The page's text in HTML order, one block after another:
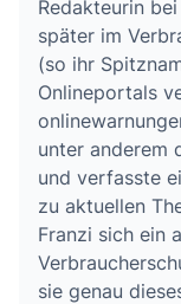
gesamten
zusammen
gesamte
befreit. Die
von jedem
separat bei
werden.
Redakteurin
später im
(so ihr
Onlineportals
unter anderem
und verfasste
zu aktuellen
Franzi sich ein
sie genau